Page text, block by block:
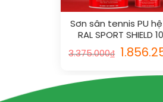
Sơn sân tennis PU
RAL SPORT SHIELD
3.375.000₫